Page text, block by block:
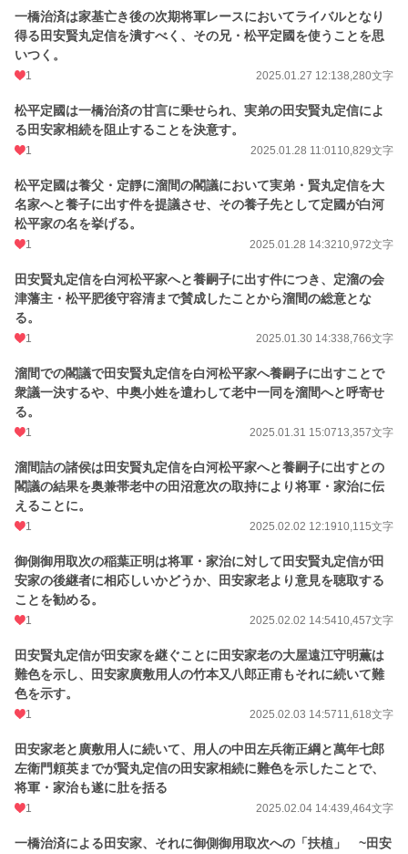
一橋治済は家基亡き後の次期将軍レースにおいてライバルとなり
得る田安賢丸定信を潰すべく、その兄・松平定國を使うことを思
いつく。
1 2025.01.27 12:138,280文字
松平定國は一橋治済の甘言に乗せられ、実弟の田安賢丸定信によ
る田安家相続を阻止することを決意す。
1 2025.01.28 11:0110,829文字
松平定國は養父・定靜に溜間の閣議において実弟・賢丸定信を大
名家へと養子に出す件を提議させ、その養子先として定國が白河
松平家の名を挙げる。
1 2025.01.28 14:3210,972文字
田安賢丸定信を白河松平家へと養嗣子に出す件につき、定溜の会
津藩主・松平肥後守容清まで賛成したことから溜間の総意とな
る。
1 2025.01.30 14:338,766文字
溜間での閣議で田安賢丸定信を白河松平家へ養嗣子に出すことで
衆議一決するや、中奥小姓を遣わして老中一同を溜間へと呼寄せ
る。
1 2025.01.31 15:0713,357文字
溜間詰の諸侯は田安賢丸定信を白河松平家へと養嗣子に出すとの
閣議の結果を奥兼帯老中の田沼意次の取持により将軍・家治に伝
えることに。
1 2025.02.02 12:1910,115文字
御側御用取次の稲葉正明は将軍・家治に対して田安賢丸定信が田
安家の後継者に相応しいかどうか、田安家老より意見を聴取する
ことを勧める。
1 2025.02.02 14:5410,457文字
田安賢丸定信が田安家を継ぐことに田安家老の大屋遠江守明薫は
難色を示し、田安家廣敷用人の竹本又八郎正甫もそれに続いて難
色を示す。
1 2025.02.03 14:5711,618文字
田安家老と廣敷用人に続いて、用人の中田左兵衛正綱と萬年七郎
左衛門頼英までが賢丸定信の田安家相続に難色を示したことで、
将軍・家治も遂に肚を括る
1 2025.02.04 14:439,464文字
一橋治済による田安家、それに御側御用取次への「扶植」 ~田安